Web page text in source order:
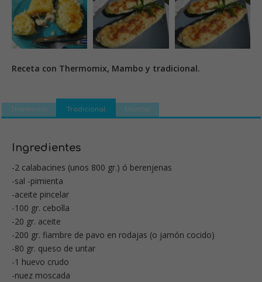
Receta con Thermomix, Mambo y tradicional.
Thermomix Tradicional Mambo
Ingredientes
-2 calabacines (unos 800 gr.) ó berenjenas
-sal -pimienta
-aceite pincelar
-100 gr. cebolla
-20 gr. aceite
-200 gr. fiambre de pavo en rodajas (o jamón cocido)
-80 gr. queso de untar
-1 huevo crudo
-nuez moscada